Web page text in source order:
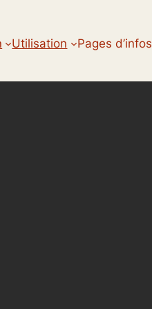
Utilisation Pages d’infos